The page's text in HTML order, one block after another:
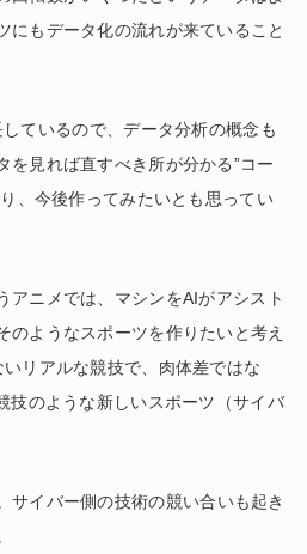
にもデータ化の流れが来ていること
ているので、データ分析の概念も
を見れば直すべき所が分かる”コー
、今後作ってみたいとも思ってい
アニメでは、マシンをAIがアシスト
のようなスポーツを作りたいと考え
リアルな競技で、肉体差ではな
技のような新しいスポーツ（サイバ
サイバー側の技術の競い合いも起き